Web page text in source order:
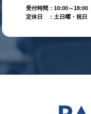
受付時間：10:00～18:00
定休日 ：土日曜・祝日